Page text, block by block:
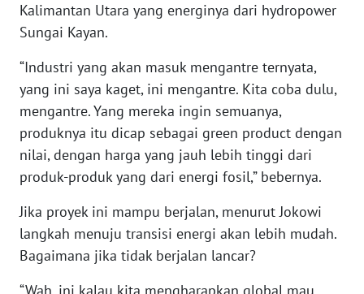
Kalimantan Utara yang energinya dari hydropower
Sungai Kayan.
“Industri yang akan masuk mengantre ternyata,
yang ini saya kaget, ini mengantre. Kita coba dulu,
mengantre. Yang mereka ingin semuanya,
produknya itu dicap sebagai green product dengan
nilai, dengan harga yang jauh lebih tinggi dari
produk-produk yang dari energi fosil,” bebernya.
Jika proyek ini mampu berjalan, menurut Jokowi
langkah menuju transisi energi akan lebih mudah.
Bagaimana jika tidak berjalan lancar?
KALSEL
WN
KALTIM
WN
SULSEL
WN
WN
SULUT